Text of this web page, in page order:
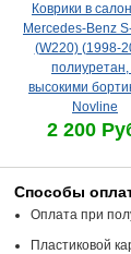
Коврики в
Mercedes-Benz
(W220) (1998-
полиуретан,
высокими
Novline
2 200
Способы
Оплата при
Пластиковой